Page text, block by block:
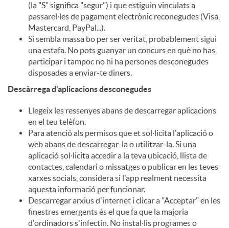
(la "S" significa "segur") i que estiguin vinculats a
passarel·les de pagament electrònic reconegudes (Visa,
Mastercard, PayPal...).
Si sembla massa bo per ser veritat, probablement sigui
una estafa. No pots guanyar un concurs en què no has
participar i tampoc no hi ha persones desconegudes
disposades a enviar-te diners.
Descàrrega d'aplicacions desconegudes
Llegeix les ressenyes abans de descarregar aplicacions
en el teu telèfon.
Para atenció als permisos que et sol·licita l'aplicació o
web abans de descarregar-la o utilitzar-la. Si una
aplicació sol·licita accedir a la teva ubicació, llista de
contactes, calendari o missatges o publicar en les teves
xarxes socials, considera si l'app realment necessita
aquesta informació per funcionar.
Descarregar arxius d'internet i clicar a "Acceptar" en les
finestres emergents és el que fa que la majoria
d'ordinadors s'infectin. No instal·lis programes o